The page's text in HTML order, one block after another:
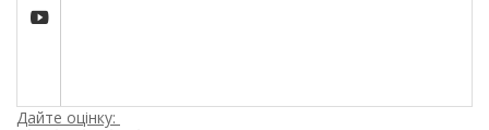

Дайте оцінку: